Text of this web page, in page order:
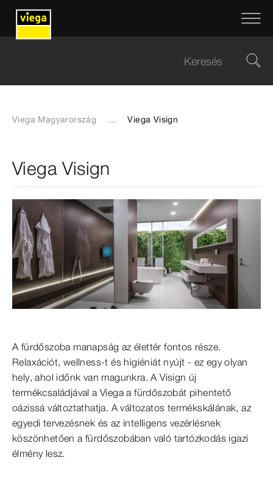
Viega Magyarország ... Viega Visign
Viega Visign
A fürdőszoba manapság az élettér fontos része.
Relaxációt, wellness-t és higiéniát nyújt - ez egy olyan
hely, ahol időnk van magunkra. A Visign új
termékcsaládjával a Viega a fürdőszobát pihentető
oázissá változtathatja. A változatos termékskálának, az
egyedi tervezésnek és az intelligens vezérlésnek
köszönhetően a fürdőszobában való tartózkodás igazi
élmény lesz.